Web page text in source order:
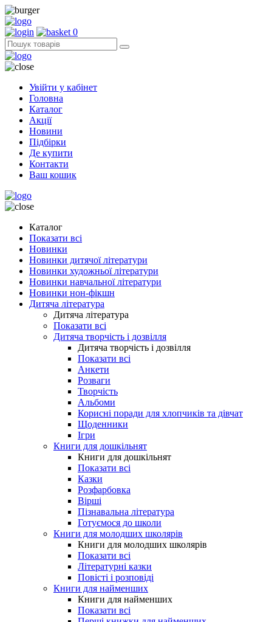
0
Увійти у кабінет
Головна
Каталог
Акції
Новини
Підбірки
Де купити
Контакти
Ваш кошик
Каталог
Показати всі
Новинки
Новинки дитячої літератури
Новинки художньої літератури
Новинки навчальної літератури
Новинки нон-фікшн
Дитяча література
Дитяча література
Показати всі
Дитяча творчість і дозвілля
Дитяча творчість і дозвілля
Показати всі
Анкети
Розваги
Творчість
Альбоми
Корисні поради для хлопчиків та дівчат
Щоденники
Ігри
Книги для дошкільнят
Книги для дошкільнят
Показати всі
Казки
Розфарбовка
Вірші
Пізнавальна література
Готуємося до школи
Книги для молодших школярів
Книги для молодших школярів
Показати всі
Літературні казки
Повісті і розповіді
Книги для найменших
Книги для найменших
Показати всі